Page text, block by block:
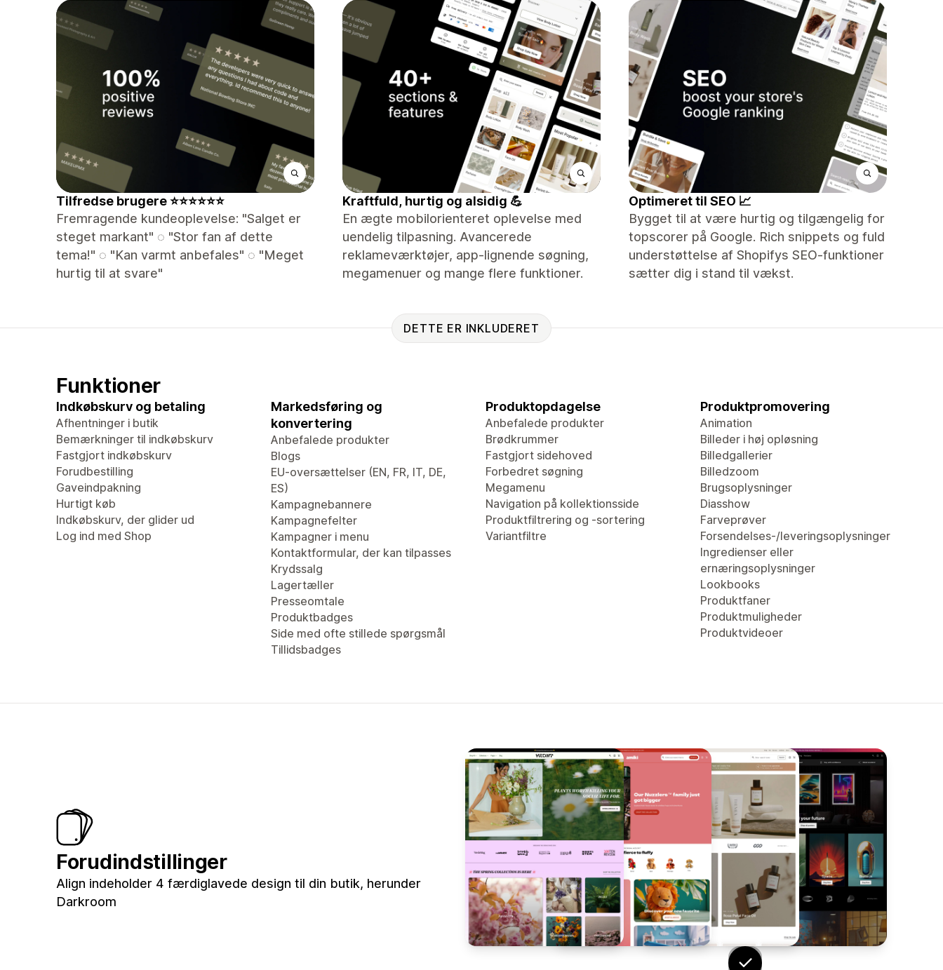
️Tilfredse brugere ⭐⭐⭐⭐⭐⭐
Fremragende kundeoplevelse: "Salget er
steget markant" ◌ "Stor fan af dette
tema!" ◌ "Kan varmt anbefales" ◌ "Meget
hurtig til at svare"
Kraftfuld, hurtig og alsidig 💪
En ægte mobilorienteret oplevelse med
uendelig tilpasning. Avancerede
reklameværktøjer, app-lignende søgning,
megamenuer og mange flere funktioner.
Optimeret til SEO 📈
Bygget til at være hurtig og tilgængelig for
topscorer på Google. Rich snippets og fuld
understøttelse af Shopifys SEO-funktioner
sætter dig i stand til vækst.
DETTE ER INKLUDERET
Funktioner
Indkøbskurv og betaling
Afhentninger i butik
Bemærkninger til indkøbskurv
Fastgjort indkøbskurv
Forudbestilling
Gaveindpakning
Hurtigt køb
Indkøbskurv, der glider ud
Log ind med Shop
Markedsføring og
konvertering
Anbefalede produkter
Blogs
EU-oversættelser (EN, FR, IT, DE,
ES)
Kampagnebannere
Kampagnefelter
Kampagner i menu
Kontaktformular, der kan tilpasses
Krydssalg
Lagertæller
Presseomtale
Produktbadges
Side med ofte stillede spørgsmål
Tillidsbadges
Produktopdagelse
Anbefalede produkter
Brødkrummer
Fastgjort sidehoved
Forbedret søgning
Megamenu
Navigation på kollektionsside
Produktfiltrering og -sortering
Variantfiltre
Produktpromovering
Animation
Billeder i høj opløsning
Billedgallerier
Billedzoom
Brugsoplysninger
Diasshow
Farveprøver
Forsendelses-/leveringsoplysninger
Ingredienser eller
ernæringsoplysninger
Lookbooks
Produktfaner
Produktmuligheder
Produktvideoer
Forudindstillinger
Align indeholder 4 færdiglavede design til din butik, herunder
Darkroom